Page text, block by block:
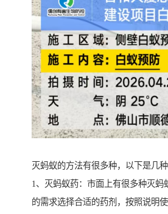
灭蚂蚁的方法有很多种，以下是几种
1、灭蚂蚁药：市面上有很多种灭蚂
的需求选择合适的药剂，按照说明使